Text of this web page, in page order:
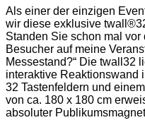
Als einer der einzigen
wir diese exklusive
Standen Sie schon mal vor
Besucher auf meine
Messestand?“ Die twall32
interaktive Reaktionswand
32 Tastenfeldern und
von ca. 180 x 180 cm
absoluter